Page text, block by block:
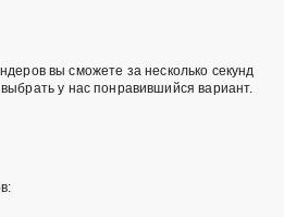
вы сможете за несколько секунд
у нас понравившийся вариант.